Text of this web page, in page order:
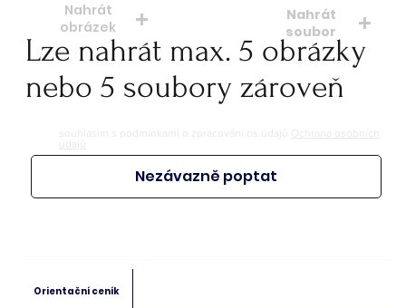
Nahrát
obrázek
soubory: jpeg, jpg, png
Nahrát
soubor
soubory: doc. pdf.
Lze nahrát max. 5 obrázky
nebo 5 soubory zároveň
souhlasím s podmínkami o zpracování os.údajů
Ochrana osobních
údajů
Nezávazně poptat
Orientační ceník